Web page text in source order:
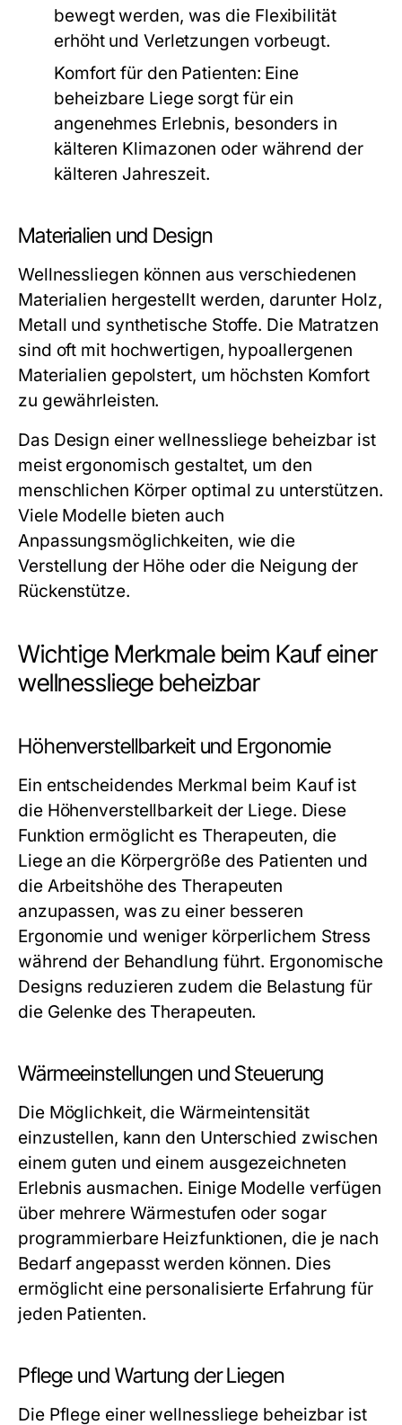
bewegt werden, was die Flexibilität
erhöht und Verletzungen vorbeugt.
Komfort für den Patienten: Eine
beheizbare Liege sorgt für ein
angenehmes Erlebnis, besonders in
kälteren Klimazonen oder während der
kälteren Jahreszeit.
Materialien und Design
Wellnessliegen können aus verschiedenen
Materialien hergestellt werden, darunter Holz,
Metall und synthetische Stoffe. Die Matratzen
sind oft mit hochwertigen, hypoallergenen
Materialien gepolstert, um höchsten Komfort
zu gewährleisten.
Das Design einer wellnessliege beheizbar ist
meist ergonomisch gestaltet, um den
menschlichen Körper optimal zu unterstützen.
Viele Modelle bieten auch
Anpassungsmöglichkeiten, wie die
Verstellung der Höhe oder die Neigung der
Rückenstütze.
Wichtige Merkmale beim Kauf einer
wellnessliege beheizbar
Höhenverstellbarkeit und Ergonomie
Ein entscheidendes Merkmal beim Kauf ist
die Höhenverstellbarkeit der Liege. Diese
Funktion ermöglicht es Therapeuten, die
Liege an die Körpergröße des Patienten und
die Arbeitshöhe des Therapeuten
anzupassen, was zu einer besseren
Ergonomie und weniger körperlichem Stress
während der Behandlung führt. Ergonomische
Designs reduzieren zudem die Belastung für
die Gelenke des Therapeuten.
Wärmeeinstellungen und Steuerung
Die Möglichkeit, die Wärmeintensität
einzustellen, kann den Unterschied zwischen
einem guten und einem ausgezeichneten
Erlebnis ausmachen. Einige Modelle verfügen
über mehrere Wärmestufen oder sogar
programmierbare Heizfunktionen, die je nach
Bedarf angepasst werden können. Dies
ermöglicht eine personalisierte Erfahrung für
jeden Patienten.
Pflege und Wartung der Liegen
Die Pflege einer wellnessliege beheizbar ist